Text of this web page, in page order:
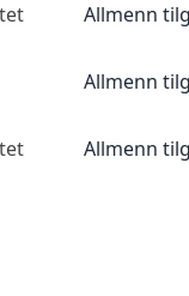
Allmenn
Allmenn
Allmenn